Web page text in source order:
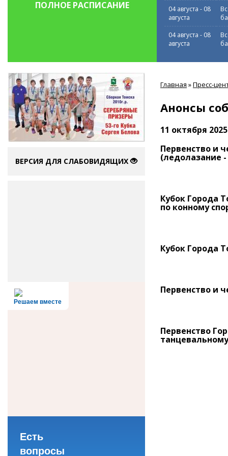
ПОЛНОЕ РАСПИСАНИЕ
04 августа - 08
августа
04 августа - 08
августа
ВЕРСИЯ ДЛЯ СЛАБОВИДЯЩИХ
Решаем вместе
Есть
вопросы
здесь
Главная »Пресс-
Анонсы
11 октября 2025
Первенство и
(ледолазание
Кубок Города
по конному
Кубок Города
Первенство и
Первенство